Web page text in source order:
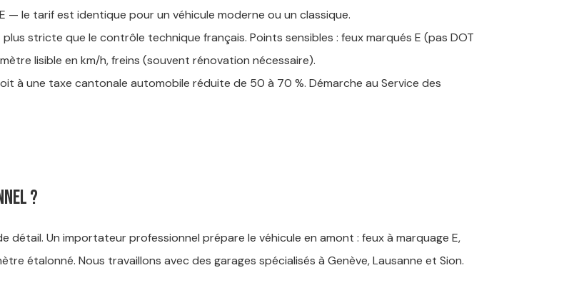
— le tarif est identique pour un véhicule moderne ou un classique.
stricte que le contrôle technique français. Points sensibles : feux marqués E (pas DOT
lisible en km/h, freins (souvent rénovation nécessaire).
à une taxe cantonale automobile réduite de 50 à 70 %. Démarche au Service des
?
Un importateur professionnel prépare le véhicule en amont : feux à marquage E,
étalonné. Nous travaillons avec des garages spécialisés à Genève, Lausanne et Sion.